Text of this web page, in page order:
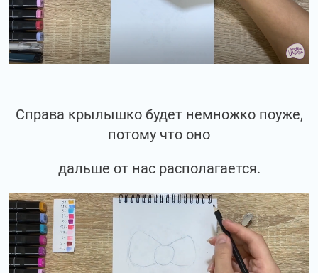
Справа крылышко будет немножко поуже,
потому что оно
дальше от нас располагается.